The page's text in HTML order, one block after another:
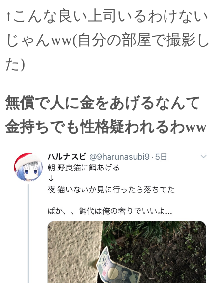
↑こんな良い上司いるわけない
じゃんww(自分の部屋で撮影し
た)
無償で人に金をあげるなんて
金持ちでも性格疑われるわww